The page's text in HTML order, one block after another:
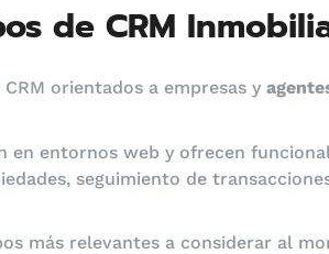
de CRM
orientados a empresas y
en entornos web y ofrecen
seguimiento de
más relevantes a considerar al